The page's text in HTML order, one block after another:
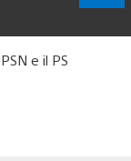
e il PS